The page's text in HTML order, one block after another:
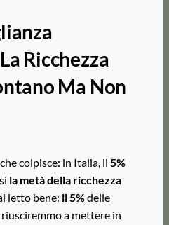
Ricchezza
Ma Non
colpisce: in Italia, il 5%
la metà della ricchezza
letto bene: il 5%delle
a mettere in